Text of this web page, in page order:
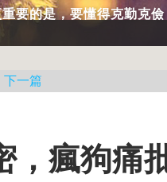
要的是，要懂得克勤克
下一篇
，瘋狗痛